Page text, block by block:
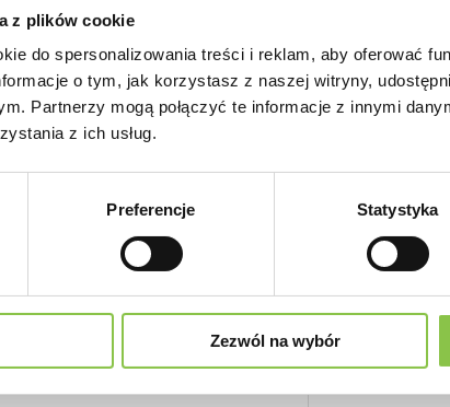
z plików cookie
do spersonalizowania treści i reklam, aby oferować
o tym, jak korzystasz z naszej witryny,
Partnerzy mogą połączyć te informacje z innymi
z ich usług.
Preferencje Statystyka
Zezwól na wybór
samego początku, jak również
cytrynowymi i słodko-kwaśnymi
działanie.